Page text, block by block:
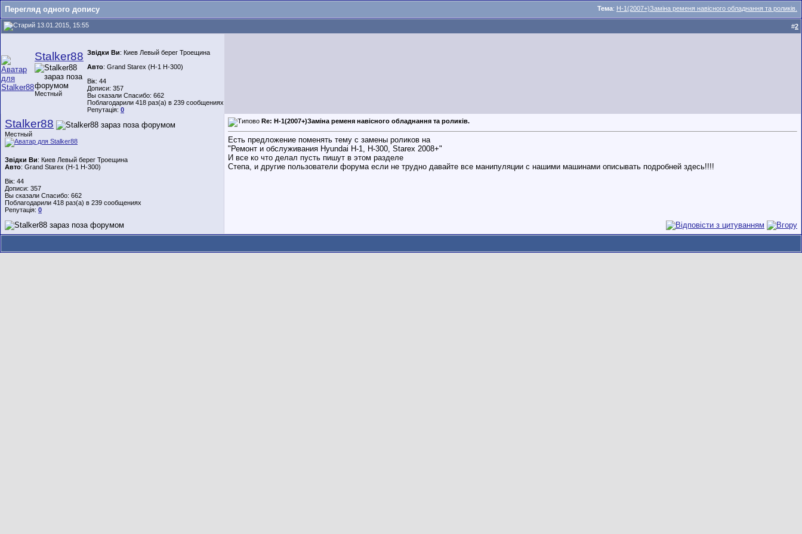
Тема: H-1(2007+)Заміна ременя навісного обладнання та роликів.
Перегляд одного допису
13.01.2015, 15:55 #2
Stalker88
Местный
Звідки Ви: Киев Левый берег Троещина
Авто: Grand Starex (H-1 H-300)
Вік: 44
Дописи: 357
Вы сказали Спасибо: 662
Поблагодарили 418 раз(а) в 239 сообщениях
Репутація: 0
Stalker88
Местный
Звідки Ви: Киев Левый берег Троещина
Авто: Grand Starex (H-1 H-300)
Вік: 44
Дописи: 357
Вы сказали Спасибо: 662
Поблагодарили 418 раз(а) в 239 сообщениях
Репутація: 0
Re: H-1(2007+)Заміна ременя навісного обладнання та роликів.
Есть предложение поменять тему с замены роликов на
"Ремонт и обслуживания Hyundai H-1, H-300, Starex 2008+"
И все ко что делал пусть пишут в этом разделе
Степа, и другие пользователи форума если не трудно давайте все манипуляции с нашими машинами описывать подробней здесь!!!!